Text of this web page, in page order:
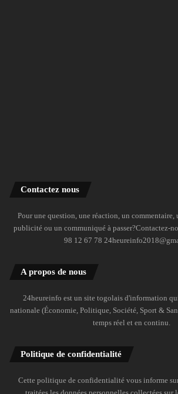
Contactez nous
Pour une question, une réaction, un
publicité ou un communiqué à passer?Contactez-
98 12 67 78
A propos de nous
24heureinfo est un site togolais d'information
nationale (Économie, Politique, Société, Sport &
temps réel et en continu.
Politique de confidentialité
Cette politique de confidentialité vous informe